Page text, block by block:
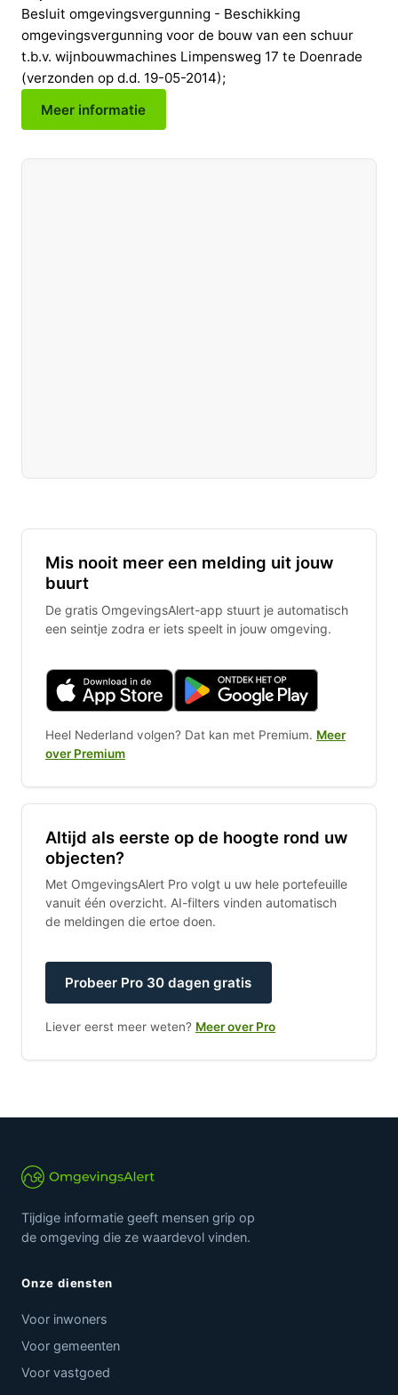
Besluit omgevingsvergunning - Beschikking
omgevingsvergunning voor de bouw van een schuur
t.b.v. wijnbouwmachines Limpensweg 17 te Doenrade
(verzonden op d.d. 19-05-2014);
Meer informatie
Mis nooit meer een melding uit jouw
buurt
De gratis OmgevingsAlert-app stuurt je automatisch
een seintje zodra er iets speelt in jouw omgeving.
Heel Nederland volgen? Dat kan met Premium. Meer
over Premium
Altijd als eerste op de hoogte rond uw
objecten?
Met OmgevingsAlert Pro volgt u uw hele portefeuille
vanuit één overzicht. AI-filters vinden automatisch
de meldingen die ertoe doen.
Probeer Pro 30 dagen gratis
Liever eerst meer weten? Meer over Pro
Tijdige informatie geeft mensen grip op
de omgeving die ze waardevol vinden.
Onze diensten
Voor inwoners
Voor gemeenten
Voor vastgoed